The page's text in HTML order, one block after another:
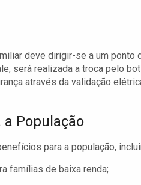
deve dirigir-se a um ponto
será realizada a troca pelo
através da validação
População
para a população,
famílias de baixa renda;